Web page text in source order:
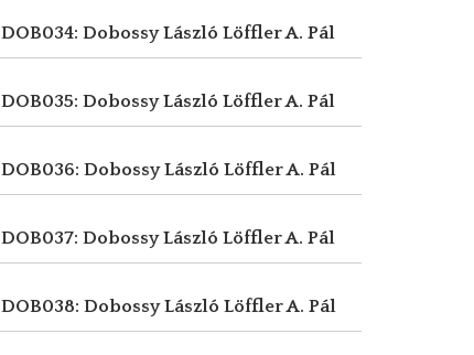
DOB034: Dobossy László Löffler A. Pál
DOB035: Dobossy László Löffler A. Pál
DOB036: Dobossy László Löffler A. Pál
DOB037: Dobossy László Löffler A. Pál
DOB038: Dobossy László Löffler A. Pál